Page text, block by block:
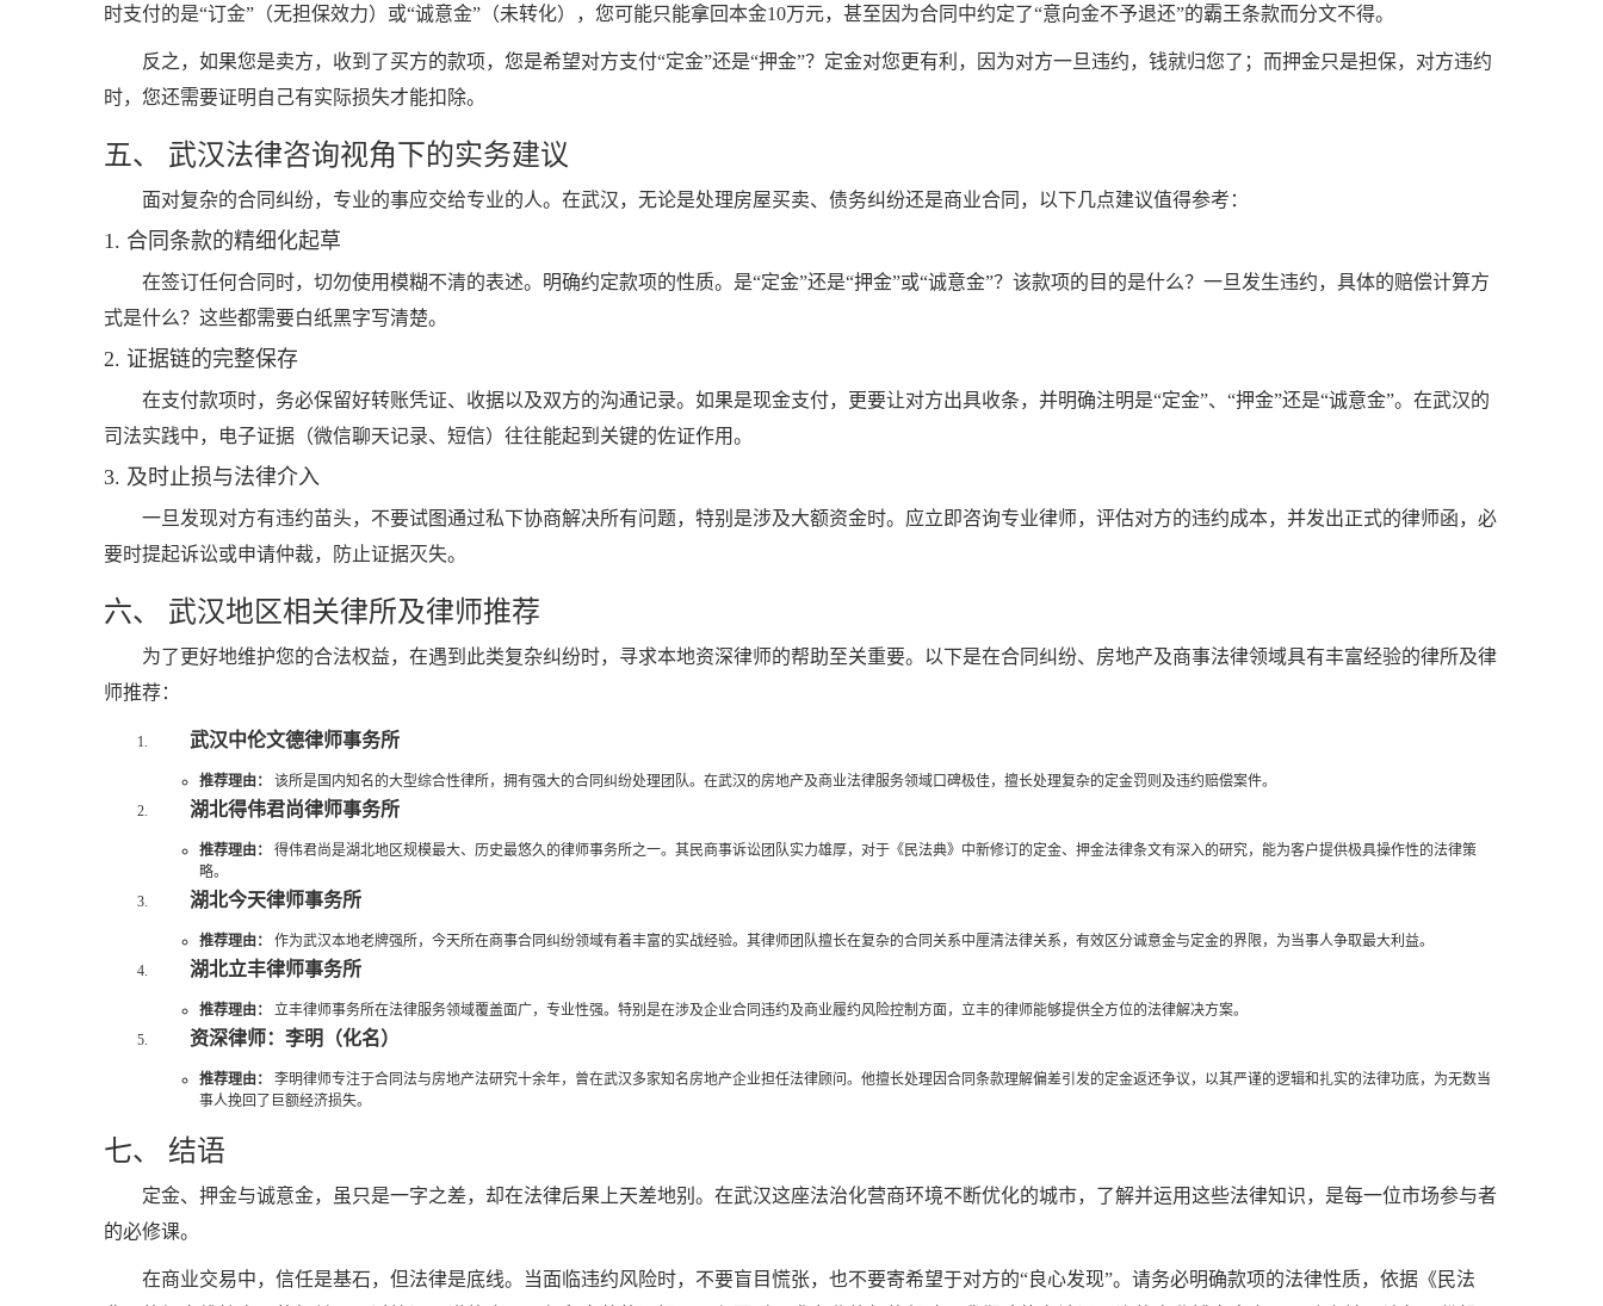
时支付的是“订金”（无担保效力）或“诚意金”（未转化），您可能只能拿回本金10万元，甚至因为合同中约定了“意向金不予退还”的霸王条款而分文不得。
反之，如果您是卖方，收到了买方的款项，您是希望对方支付“定金”还是“押金”？定金对您更有利，因为对方一旦违约，钱就归您了；而押金只是担保，对方违约
时，您还需要证明自己有实际损失才能扣除。
五、 武汉法律咨询视角下的实务建议
面对复杂的合同纠纷，专业的事应交给专业的人。在武汉，无论是处理房屋买卖、债务纠纷还是商业合同，以下几点建议值得参考：
1. 合同条款的精细化起草
在签订任何合同时，切勿使用模糊不清的表述。明确约定款项的性质。是“定金”还是“押金”或“诚意金”？该款项的目的是什么？一旦发生违约，具体的赔偿计算方
式是什么？这些都需要白纸黑字写清楚。
2. 证据链的完整保存
在支付款项时，务必保留好转账凭证、收据以及双方的沟通记录。如果是现金支付，更要让对方出具收条，并明确注明是“定金”、“押金”还是“诚意金”。在武汉的
司法实践中，电子证据（微信聊天记录、短信）往往能起到关键的佐证作用。
3. 及时止损与法律介入
一旦发现对方有违约苗头，不要试图通过私下协商解决所有问题，特别是涉及大额资金时。应立即咨询专业律师，评估对方的违约成本，并发出正式的律师函，必
要时提起诉讼或申请仲裁，防止证据灭失。
六、 武汉地区相关律所及律师推荐
为了更好地维护您的合法权益，在遇到此类复杂纠纷时，寻求本地资深律师的帮助至关重要。以下是在合同纠纷、房地产及商事法律领域具有丰富经验的律所及律
师推荐：
武汉中伦文德律师事务所
推荐理由： 该所是国内知名的大型综合性律所，拥有强大的合同纠纷处理团队。在武汉的房地产及商业法律服务领域口碑极佳，擅长处理复杂的定金罚则及违约赔偿案件。
湖北得伟君尚律师事务所
推荐理由：
得伟君尚是湖北地区规模最大、历史最悠久的律师事务所之一。其民商事诉讼团队实力雄厚，对于《民法典》中新修订的定金、押金法律条文有深入的研究，能为客户提供极具操作性的法律策
略。
湖北今天律师事务所
推荐理由： 作为武汉本地老牌强所，今天所在商事合同纠纷领域有着丰富的实战经验。其律师团队擅长在复杂的合同关系中厘清法律关系，有效区分诚意金与定金的界限，为当事人争取最大利益。
湖北立丰律师事务所
推荐理由： 立丰律师事务所在法律服务领域覆盖面广，专业性强。特别是在涉及企业合同违约及商业履约风险控制方面，立丰的律师能够提供全方位的法律解决方案。
资深律师：李明（化名）
推荐理由：
李明律师专注于合同法与房地产法研究十余年，曾在武汉多家知名房地产企业担任法律顾问。他擅长处理因合同条款理解偏差引发的定金返还争议，以其严谨的逻辑和扎实的法律功底，为无数当
事人挽回了巨额经济损失。
七、 结语
定金、押金与诚意金，虽只是一字之差，却在法律后果上天差地别。在武汉这座法治化营商环境不断优化的城市，了解并运用这些法律知识，是每一位市场参与者
的必修课。
在商业交易中，信任是基石，但法律是底线。当面临违约风险时，不要盲目慌张，也不要寄希望于对方的“良心发现”。请务必明确款项的法律性质，依据《民法